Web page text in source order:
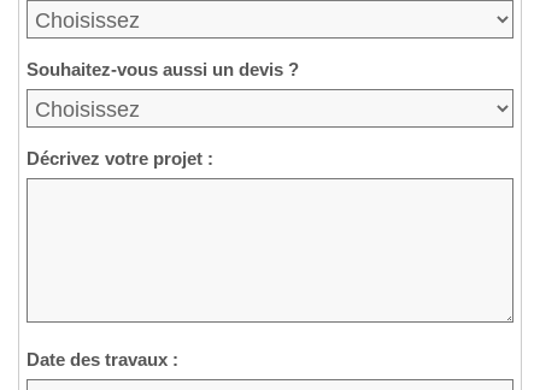
Souhaitez-vous aussi un devis ?
Décrivez votre projet :
Date des travaux :